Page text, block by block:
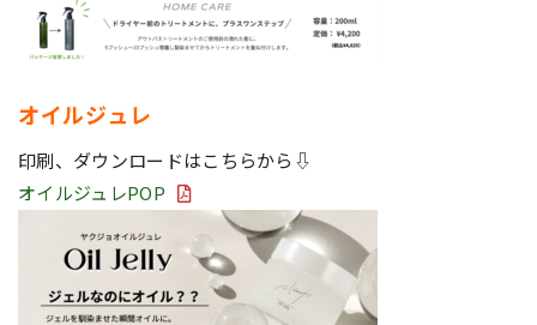
オイルジュレ
印刷、ダウンロードはこちらから⇩
オイルジュレPOP